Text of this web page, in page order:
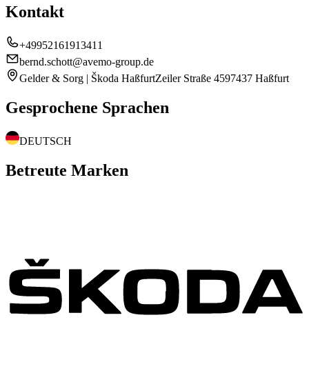
Kontakt
+49952161913411
bernd.schott@avemo-group.de
Gelder & Sorg | Škoda HaßfurtZeiler Straße 4597437 Haßfurt
Gesprochene Sprachen
DEUTSCH
Betreute Marken